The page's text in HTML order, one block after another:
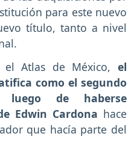
para este nuevo
título, tanto a nivel
Atlas de México, el
como el segundo
luego de haberse
Edwin Cardona hace
que hacía parte del